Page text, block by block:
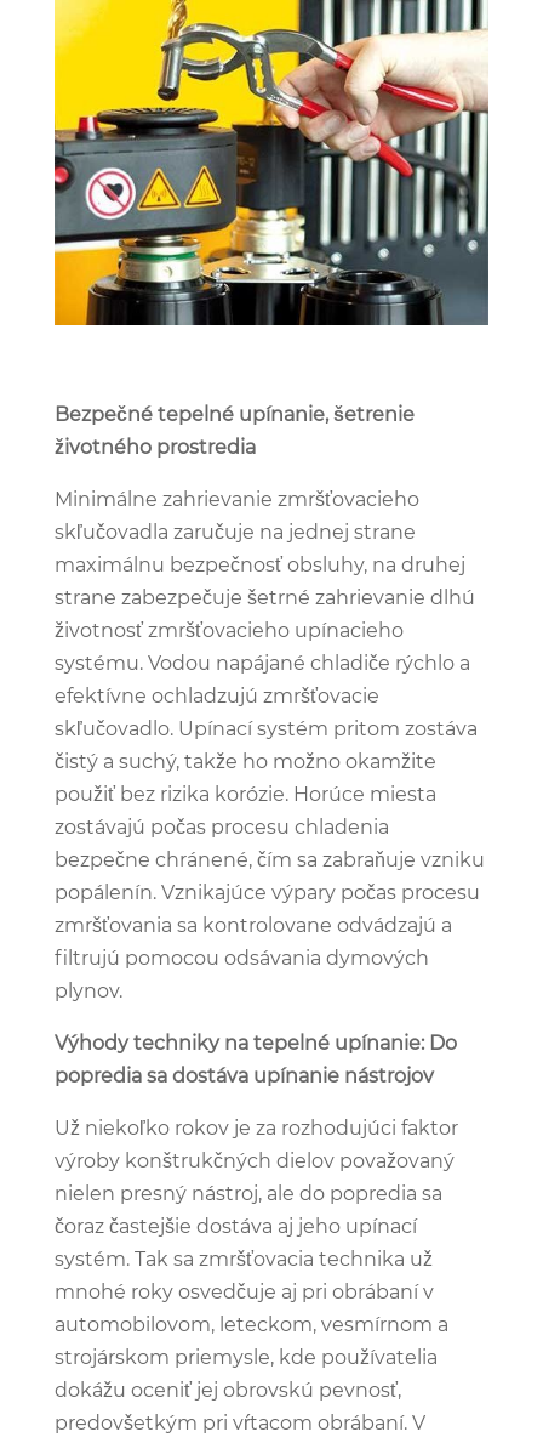
Bezpečné tepelné upínanie, šetrenie
životného prostredia
Minimálne zahrievanie zmršťovacieho
skľučovadla zaručuje na jednej strane
maximálnu bezpečnosť obsluhy, na druhej
strane zabezpečuje šetrné zahrievanie dlhú
životnosť zmršťovacieho upínacieho
systému. Vodou napájané chladiče rýchlo a
efektívne ochladzujú zmršťovacie
skľučovadlo. Upínací systém pritom zostáva
čistý a suchý, takže ho možno okamžite
použiť bez rizika korózie. Horúce miesta
zostávajú počas procesu chladenia
bezpečne chránené, čím sa zabraňuje vzniku
popálenín. Vznikajúce výpary počas procesu
zmršťovania sa kontrolovane odvádzajú a
filtrujú pomocou odsávania dymových
plynov.
Výhody techniky na tepelné upínanie: Do
popredia sa dostáva upínanie nástrojov
Už niekoľko rokov je za rozhodujúci faktor
výroby konštrukčných dielov považovaný
nielen presný nástroj, ale do popredia sa
čoraz častejšie dostáva aj jeho upínací
systém. Tak sa zmršťovacia technika už
mnohé roky osvedčuje aj pri obrábaní v
automobilovom, leteckom, vesmírnom a
strojárskom priemysle, kde používatelia
dokážu oceniť jej obrovskú pevnosť,
predovšetkým pri vŕtacom obrábaní. V